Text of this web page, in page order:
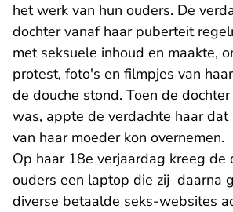
het werk van hun ouders. De
dochter vanaf haar puberteit
met seksuele inhoud en maakte,
protest, foto's en filmpjes van
de douche stond. Toen de
was, appte de verdachte haar dat
van haar moeder kon overnemen.
Op haar 18e verjaardag kreeg de
ouders een laptop die zij daarna
diverse betaalde seks-websites